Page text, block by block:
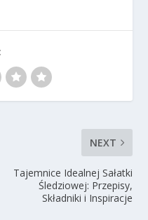
NEXT
Tajemnice Idealnej Sałatki
Śledziowej: Przepisy,
Składniki i Inspiracje